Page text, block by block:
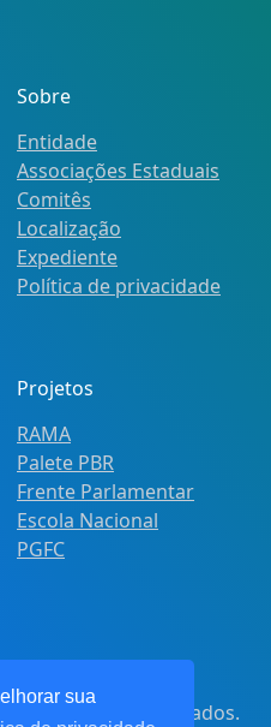
sua
Sobre
Entidade
Associações Estaduais
Comitês
Localização
Expediente
Política de privacidade
Projetos
RAMA
Palete PBR
Frente Parlamentar
Escola Nacional
PGFC
os direitos reservados.